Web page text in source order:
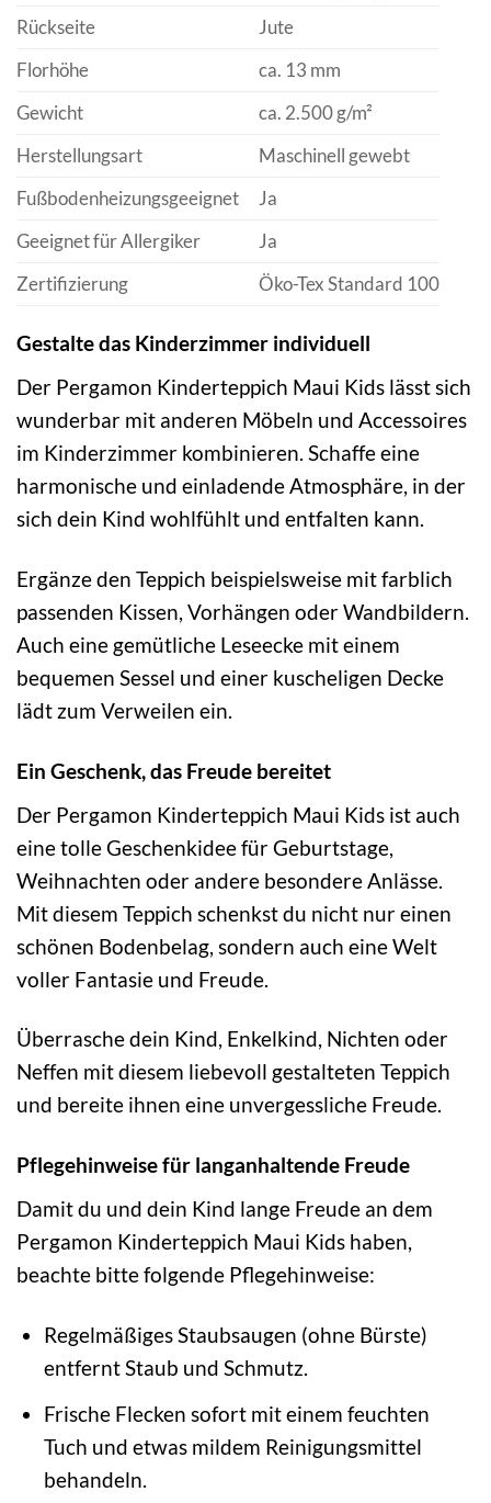
Rückseite
Jute
Florhöhe
ca. 13 mm
Gewicht
ca. 2.500 g/m²
Herstellungsart
Maschinell gewebt
Fußbodenheizungsgeeignet
Ja
Geeignet für Allergiker
Ja
Zertifizierung
Öko-Tex Standard 100
Gestalte das Kinderzimmer individuell
Der Pergamon Kinderteppich Maui Kids lässt sich
wunderbar mit anderen Möbeln und Accessoires
im Kinderzimmer kombinieren. Schaffe eine
harmonische und einladende Atmosphäre, in der
sich dein Kind wohlfühlt und entfalten kann.
Ergänze den Teppich beispielsweise mit farblich
passenden Kissen, Vorhängen oder Wandbildern.
Auch eine gemütliche Leseecke mit einem
bequemen Sessel und einer kuscheligen Decke
lädt zum Verweilen ein.
Ein Geschenk, das Freude bereitet
Der Pergamon Kinderteppich Maui Kids ist auch
eine tolle Geschenkidee für Geburtstage,
Weihnachten oder andere besondere Anlässe.
Mit diesem Teppich schenkst du nicht nur einen
schönen Bodenbelag, sondern auch eine Welt
voller Fantasie und Freude.
Überrasche dein Kind, Enkelkind, Nichten oder
Neffen mit diesem liebevoll gestalteten Teppich
und bereite ihnen eine unvergessliche Freude.
Pflegehinweise für langanhaltende Freude
Damit du und dein Kind lange Freude an dem
Pergamon Kinderteppich Maui Kids haben,
beachte bitte folgende Pflegehinweise:
Regelmäßiges Staubsaugen (ohne Bürste)
entfernt Staub und Schmutz.
Frische Flecken sofort mit einem feuchten
Tuch und etwas mildem Reinigungsmittel
behandeln.